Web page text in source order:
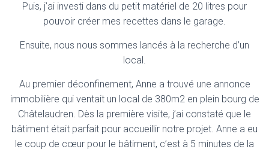
Puis, j’ai investi dans du petit matériel de 20 litres pour
pouvoir créer mes recettes dans le garage.
Ensuite, nous nous sommes lancés à la recherche d’un
local.
Au premier déconfinement, Anne a trouvé une annonce
immobilière qui ventait un local de 380m2 en plein bourg de
Châtelaudren. Dès la première visite, j’ai constaté que le
bâtiment était parfait pour accueillir notre projet. Anne a eu
le coup de cœur pour le bâtiment, c’est à 5 minutes de la